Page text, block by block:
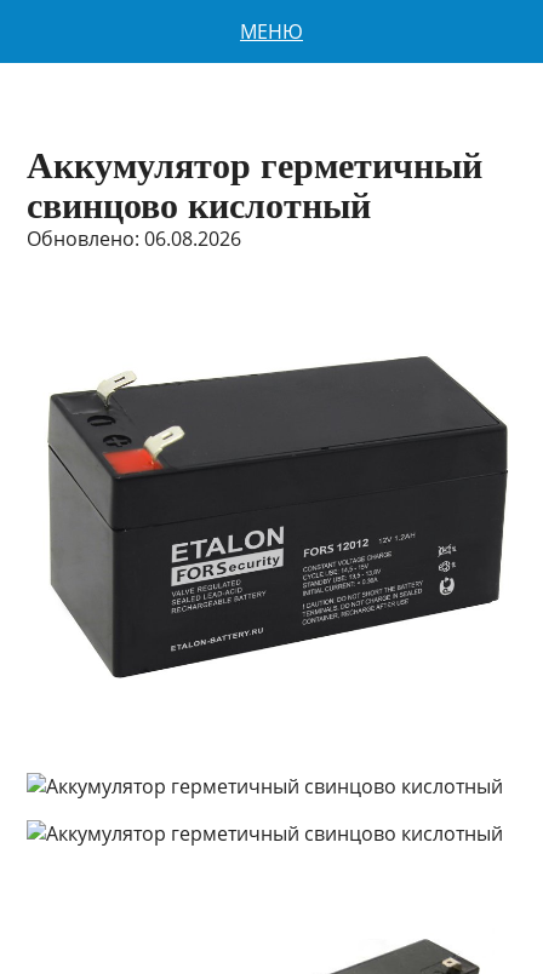
МЕНЮ
Аккумулятор герметичный
свинцово кислотный
Обновлено: 06.08.2026